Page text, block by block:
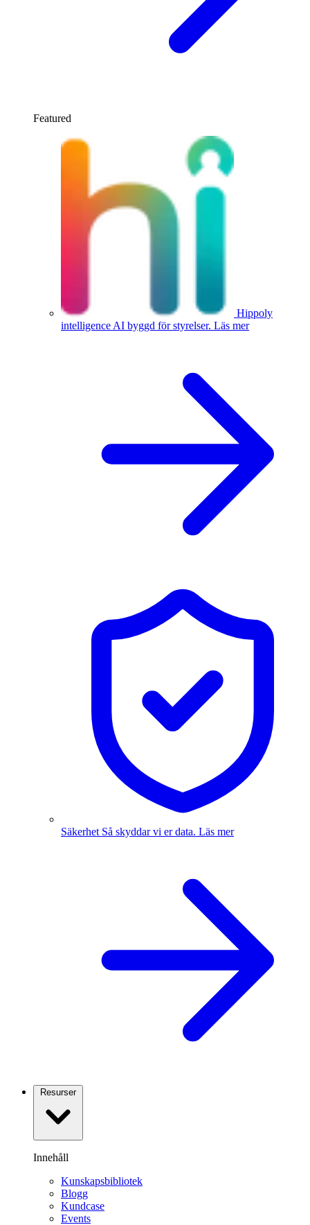
Featured
Hippoly
intelligence AI byggd för styrelser. Läs mer
Säkerhet Så skyddar vi er data. Läs mer
Resurser
Innehåll
Kunskapsbibliotek
Blogg
Kundcase
Events